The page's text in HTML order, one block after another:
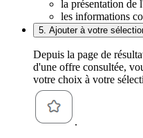
la présentation de
les informations
5. Ajouter à votre
Depuis la page de
d'une offre consultée,
votre choix à votre
.